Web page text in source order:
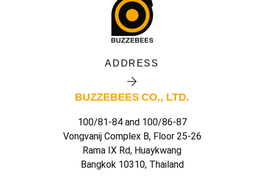
ADDRESS
BUZZEBEES CO., LTD.
100/81-84 and 100/86-87
Vongvanij Complex B, Floor 25-26
Rama IX Rd, Huaykwang
Bangkok 10310, Thailand